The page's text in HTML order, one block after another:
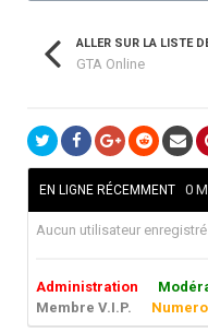
ALLER SUR LA LISTE
GTA Online
EN LIGNE RÉCEMMENT 0
Aucun utilisateur
Administration
Membre V.I.P.